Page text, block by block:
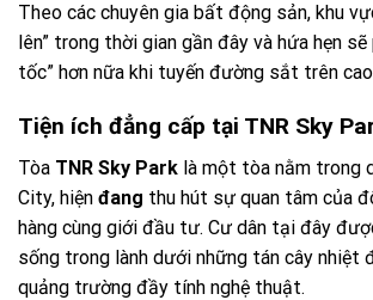
Theo các chuyên gia bất động sản, khu
lên” trong thời gian gần đây và hứa hẹn
tốc” hơn nữa khi tuyến đường sắt trên
Tiện ích đẳng cấp tại TNR Sky
Tòa TNR Sky Park là một tòa nằm trong
City, hiện đang thu hút sự quan tâm của
hàng cùng giới đầu tư. Cư dân tại đây
sống trong lành dưới những tán cây nhiệt
quảng trường đầy tính nghệ thuật.